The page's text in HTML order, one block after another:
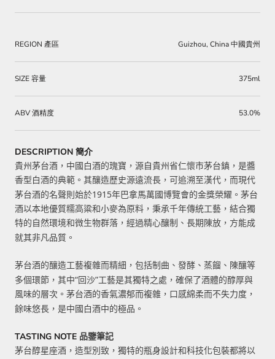
REGION 產區 Guizhou, China 中國貴州
SIZE 容量 375ml
ABV 酒精度 53.0%
DESCRIPTION 簡介
貴州茅台酒，中國白酒的瑰寶，源自貴州省仁懷市茅台鎮，是醬
香型白酒的典範。其釀造歷史源遠流長，可追溯至漢代，而現代
茅台酒的名聲則始於1915年巴拿馬萬國博覽會的金獎榮耀。茅台
酒以本地優質糯高粱和小麥為原料，秉承千年傳統工藝，結合獨
特的自然環境和微生物群落，經過精心釀制、長期陳放，方能成
就其非凡品質。
茅台酒的釀造工藝複雜而精細，包括制曲、發酵、蒸餾、陳釀等
多個環節，其中“回沙”工藝是其獨特之處，確保了酒體的醇厚與
風味的層次。茅台酒的香氣濃郁而複雜，口感綿柔而不失力度，
餘味悠長，是中國白酒中的極品。
TASTING NOTE 品鑒筆記
茅台醇星座酒，造型別致，獨特的瓶身設計和科技化包裝都將以